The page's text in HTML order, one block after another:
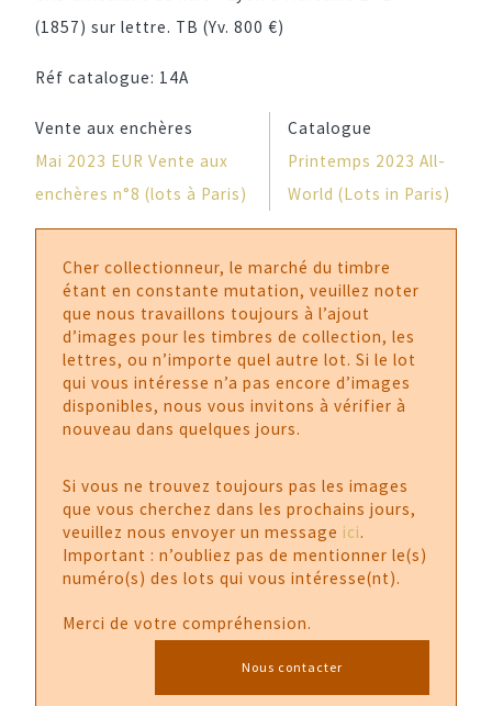
(1857) sur lettre. TB (Yv. 800 €)
Réf catalogue: 14A
Vente aux enchères
Mai 2023 EUR Vente aux
enchères n°8 (lots à Paris)
Catalogue
Printemps 2023 All-
World (Lots in Paris)
Cher collectionneur, le marché du timbre
étant en constante mutation, veuillez noter
que nous travaillons toujours à l’ajout
d’images pour les timbres de collection, les
lettres, ou n’importe quel autre lot. Si le lot
qui vous intéresse n’a pas encore d’images
disponibles, nous vous invitons à vérifier à
nouveau dans quelques jours.
Si vous ne trouvez toujours pas les images
que vous cherchez dans les prochains jours,
veuillez nous envoyer un message ici.
Important : n’oubliez pas de mentionner le(s)
numéro(s) des lots qui vous intéresse(nt).
Merci de votre compréhension.
Nous contacter